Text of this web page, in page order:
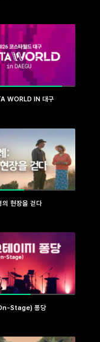
WORLD IN 대구
의 현장을 걷다
Stage) 퐁당